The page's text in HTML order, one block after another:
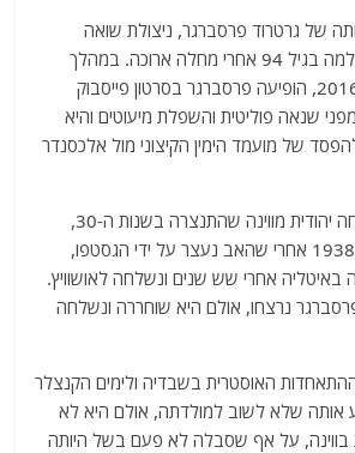
itt
er
c
e
b
o
o
k
של גרטרוד פרסברגר, ניצולת שואה
מאושוויץ, שהלכה לעולמה בגיל 94 אחרי מחלה ארוכה. במהלך
הבחירות לנשיאות ב-2016, הופיעה פרסברגר בסרטון פייסבוק
שנאה פוליטית והשפלת מיעוטים והיא
של מועמד הימין הקיצוני מול אלכסנדר
פרסברגר, בת למשפחה יהודית מווינה שהתנצרה בשנות ה-30,
עזבה את אוסטריה ב-1938 אחרי שהאב נעצר על ידי הגסטפו,
אחרי שש שנים ונשלחה לאושוויץ.
נרצחו, אולם היא שוחררה ונשלחה
ההתאחדות האוסטרית בשבדיה ולימים הקנצלר
אותה שלא לשוב למולדתה, אולם היא לא
בווינה, על אף שסבלה לא פעם בשל היותה